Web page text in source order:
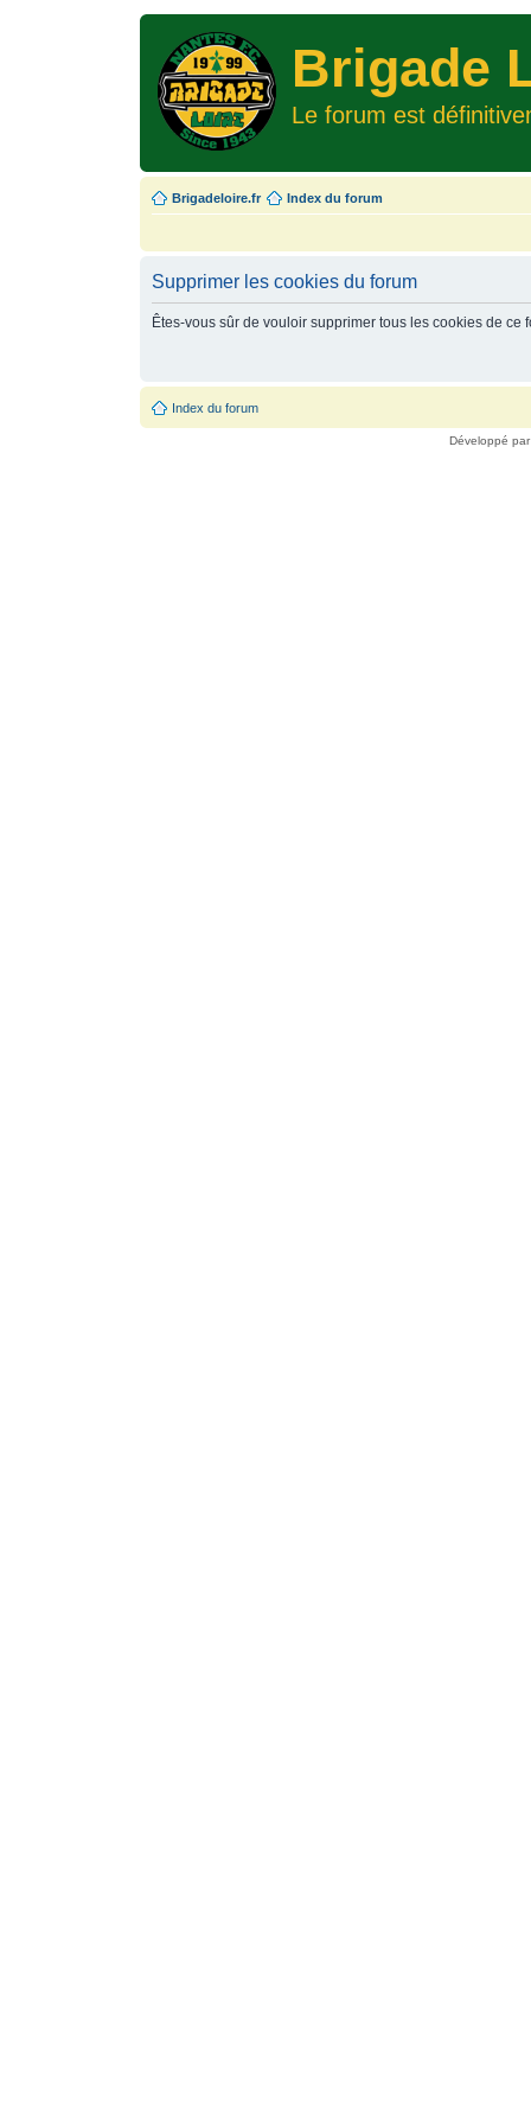
Brigade
Le forum est
Brigadeloire.fr Index du forum
Supprimer les cookies du forum
Êtes-vous sûr de vouloir supprimer tous les cookies de ce
Index du forum
Développé